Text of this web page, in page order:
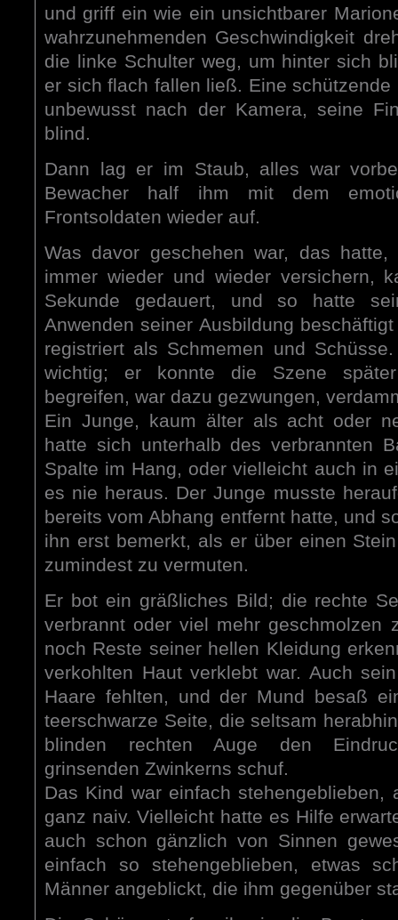
und griff ein wie ein unsichtbarer
wahrzunehmenden Geschwindigkeit
die linke Schulter weg, um hinter sich
er sich flach fallen ließ. Eine
unbewusst nach der Kamera, seine
blind.
Dann lag er im Staub, alles war
Bewacher half ihm mit dem
Frontsoldaten wieder auf.
Was davor geschehen war, das
immer wieder und wieder versichern,
Sekunde gedauert, und so hatte
Anwenden seiner Ausbildung
registriert als Schmemen und
wichtig; er konnte die Szene
begreifen, war dazu gezwungen,
Ein Junge, kaum älter als acht oder
hatte sich unterhalb des verbrannten
Spalte im Hang, oder vielleicht auch in
es nie heraus. Der Junge musste
bereits vom Abhang entfernt hatte, und
ihn erst bemerkt, als er über einen
zumindest zu vermuten.
Er bot ein gräßliches Bild; die rechte
verbrannt oder viel mehr geschmolzen
noch Reste seiner hellen Kleidung
verkohlten Haut verklebt war. Auch
Haare fehlten, und der Mund besaß
teerschwarze Seite, die seltsam
blinden rechten Auge den
grinsenden Zwinkerns schuf.
Das Kind war einfach stehengeblieben,
ganz naiv. Vielleicht hatte es Hilfe
auch schon gänzlich von Sinnen
einfach so stehengeblieben, etwas
Männer angeblickt, die ihm gegenüber